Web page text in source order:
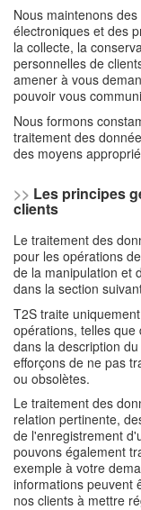
Nous maintenons
électroniques et des
la collecte, la
personnelles de
amener à vous
pouvoir vous
Nous formons
traitement des
des moyens
>> Les principes
clients
Le traitement des
pour les opérations
de la manipulation et
dans la section
T2S traite
opérations, telles
dans la description
efforçons de ne pas
ou obsolètes.
Le traitement des
relation pertinente,
de l'enregistrement
pouvons également
exemple à votre
informations peuvent
nos clients à mettre